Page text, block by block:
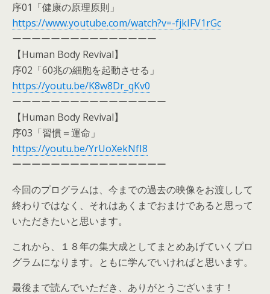
序01「健康の原理原則」
https://www.youtube.com/watch?v=-fjkIFV1rGc
ーーーーーーーーーーーーーーー
【Human Body Revival】
序02「60兆の細胞を起動させる」
https://youtu.be/K8w8Dr_qKv0
ーーーーーーーーーーーーーーーー
【Human Body Revival】
序03「習慣＝運命」
https://youtu.be/YrUoXekNfI8
ーーーーーーーーーーーーーーーー
今回のプログラムは、今までの過去の映像をお渡しして
終わりではなく、それはあくまでおまけであると思って
いただきたいと思います。
これから、１８年の集大成としてまとめあげていくプロ
グラムになります。ともに学んでいければと思います。
最後まで読んでいただき、ありがとうございます！